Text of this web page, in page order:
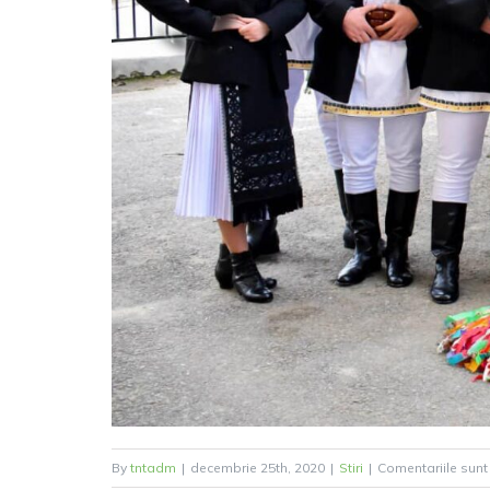
By tntadm | decembrie 25th, 2020 | Stiri | Comentariile sunt